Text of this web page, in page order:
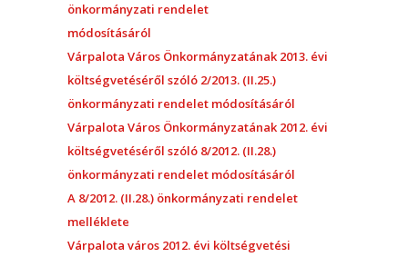
önkormányzati rendelet
módosításáról
Várpalota Város Önkormányzatának 2013. évi
költségvetéséről szóló 2/2013. (II.25.)
önkormányzati rendelet módosításáról
Várpalota Város Önkormányzatának 2012. évi
költségvetéséről szóló 8/2012. (II.28.)
önkormányzati rendelet módosításáról
A 8/2012. (II.28.) önkormányzati rendelet
melléklete
Várpalota város 2012. évi költségvetési